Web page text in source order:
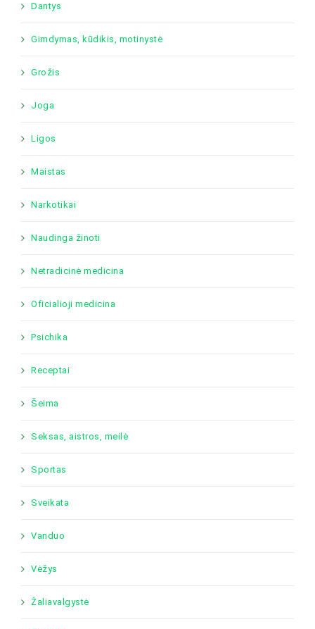
Dantys
Gimdymas, kūdikis, motinystė
Grožis
Joga
Ligos
Maistas
Narkotikai
Naudinga žinoti
Netradicinė medicina
Oficialioji medicina
Psichika
Receptai
Šeima
Seksas, aistros, meilė
Sportas
Sveikata
Vanduo
Vėžys
Žaliavalgystė